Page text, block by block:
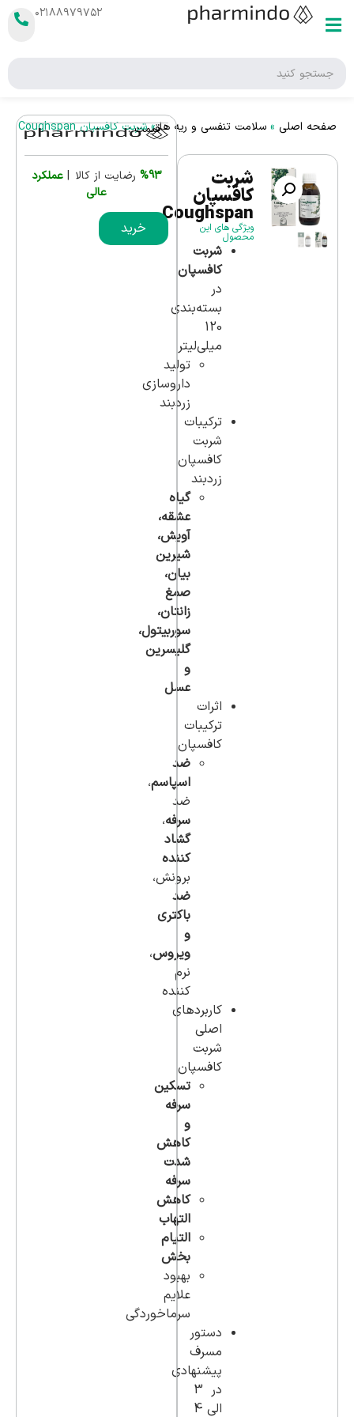
۰۲۱۸۸۹۷۹۷۵۲
صفحه اصلی »سلامت تنفسی و ریه ها»شربت کافسپان Coughspan
شربت
کافسپان
Coughspan
ویژگی های این
محصول
شربت
کافسپان
در
بسته‌بندی
120
میلی‌لیتر
تولید
داروسازی
زردبند
ترکیبات
شربت
کافسپان
زردبند
گیاه
عشقه،
آویش،
شیرین
بیان،
صمغ
زانتان،
سوربیتول،
گلیسرین
و
عسل
اثرات
ترکیبات
کافسپان
ضد
اسپاسم،
ضد
سرفه،
گشاد
کننده
برونش،
ضد
باکتری
و
ویروس،
نرم
کننده
کاربردهای
اصلی
شربت
کافسپان
تسکین
سرفه
و
کاهش
شدت
سرفه
کاهش
التهاب
التیام
بخش
بهبود
علایم
سرماخوردگی
دستور
مسرف
پیشنهادی
در 3
الی 4
قیمت :
%93 رضایت از کالا | عملکرد
عالی
خرید